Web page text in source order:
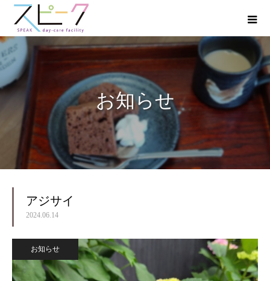
お知らせ
アジサイ
2024.06.14
お知らせ